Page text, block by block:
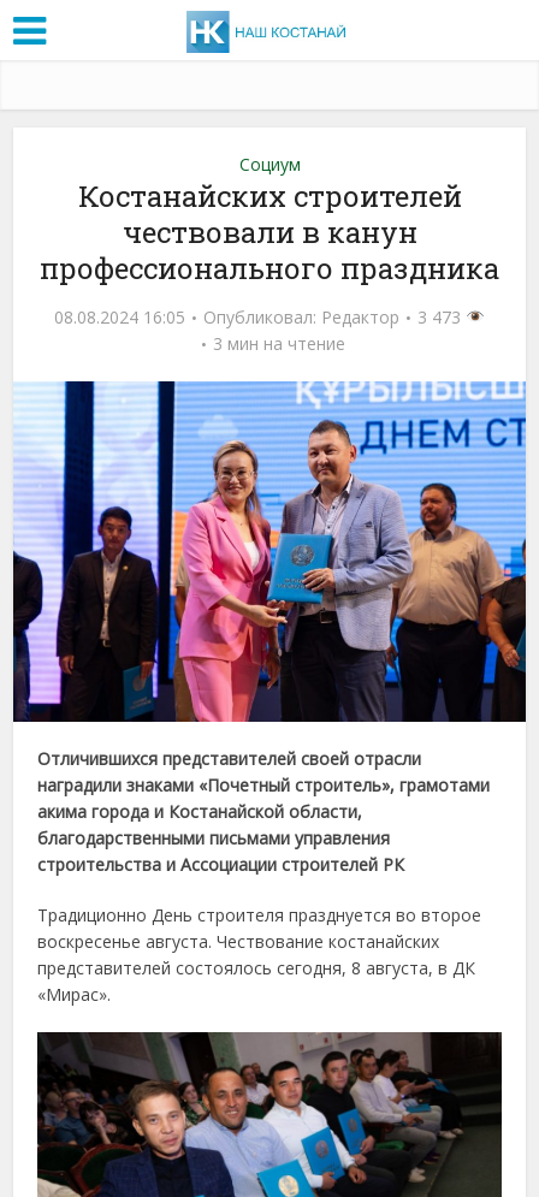
Социум
Костанайских строителей
чествовали в канун
профессионального праздника
08.08.2024 16:05 Опубликовал: Редактор
3 473
3 мин на чтение
Отличившихся представителей своей отрасли
наградили знаками «Почетный строитель», грамотами
акима города и Костанайской области,
благодарственными письмами управления
строительства и Ассоциации строителей РК
Традиционно День строителя празднуется во второе
воскресенье августа. Чествование костанайских
представителей состоялось сегодня, 8 августа, в ДК
«Мирас».